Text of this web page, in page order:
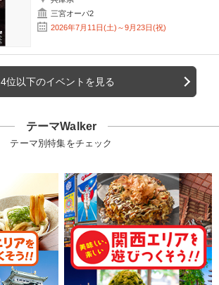
三宮オーパ2
2026年7月11日(土)～9月23日(祝)
4位以下のイベントを見る
テーマWalker
テーマ別特集をチェック